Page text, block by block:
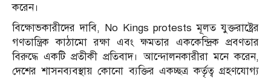
করেন।
বিক্ষোভকারীদের দাবি, No Kings protests মূলত যুক্তরাষ্ট্রের
গণতান্ত্রিক কাঠামো রক্ষা এবং ক্ষমতার এককেন্দ্রিক প্রবণতার
বিরুদ্ধে একটি প্রতীকী প্রতিবাদ। আন্দোলনকারীরা মনে করেন,
দেশের শাসনব্যবস্থায় কোনো ব্যক্তির একচ্ছত্র কর্তৃত্ব গ্রহণযোগ্য